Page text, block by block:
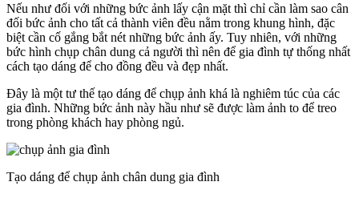
Nếu như đối với những bức ảnh lấy cận mặt thì chỉ cần làm sao cân
đối bức ảnh cho tất cả thành viên đều nằm trong khung hình, đặc
biệt cần cố gắng bắt nét những bức ảnh ấy. Tuy nhiên, với những
bức hình chụp chân dung cả người thì nên để gia đình tự thống nhất
cách tạo dáng để cho đồng đều và đẹp nhất.
Đây là một tư thế tạo dáng để chụp ảnh khá là nghiêm túc của các
gia đình. Những bức ảnh này hầu như sẽ được làm ảnh to để treo
trong phòng khách hay phòng ngủ.
Tạo dáng để chụp ảnh chân dung gia đình